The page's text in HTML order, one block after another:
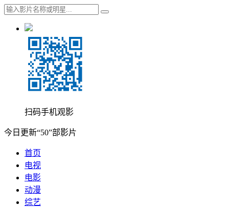
扫码手机观影
今日更新“50”部影片
首页
电视
电影
动漫
综艺